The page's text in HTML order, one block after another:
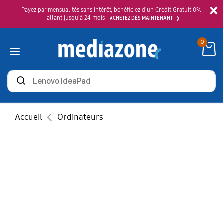
×
Payez par mensualités sans intérêt, bénéficiez d'un Crédit Gratuit 0%
allant jusqu'à 24 mois
ACHETEZ DÈS MAINTENANT
Rechercher
des
produits
0
Accueil Ordinateurs